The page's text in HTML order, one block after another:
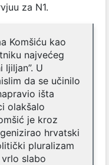
za N1.
Komšiću kao
najvećeg
ljiljan”. U
da se učinilo
išta
olakšalo
je kroz
hrvatski
pluralizam
slabo